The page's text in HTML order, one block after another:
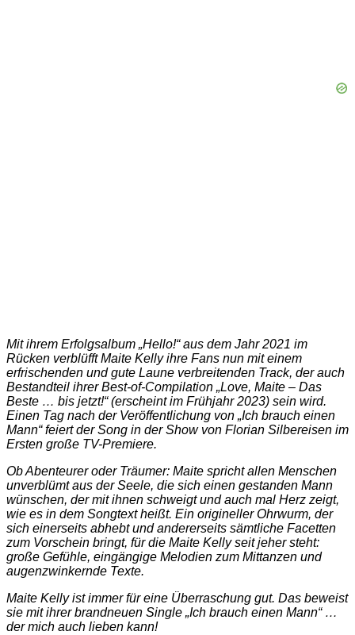
Mit ihrem Erfolgsalbum „Hello!“ aus dem Jahr 2021 im
Rücken verblüfft Maite Kelly ihre Fans nun mit einem
erfrischenden und gute Laune verbreitenden Track, der auch
Bestandteil ihrer Best-of-Compilation „Love, Maite – Das
Beste … bis jetzt!“ (erscheint im Frühjahr 2023) sein wird.
Einen Tag nach der Veröffentlichung von „Ich brauch einen
Mann“ feiert der Song in der Show von Florian Silbereisen im
Ersten große TV-Premiere.
Ob Abenteurer oder Träumer: Maite spricht allen Menschen
unverblümt aus der Seele, die sich einen gestanden Mann
wünschen, der mit ihnen schweigt und auch mal Herz zeigt,
wie es in dem Songtext heißt. Ein origineller Ohrwurm, der
sich einerseits abhebt und andererseits sämtliche Facetten
zum Vorschein bringt, für die Maite Kelly seit jeher steht:
große Gefühle, eingängige Melodien zum Mittanzen und
augenzwinkernde Texte.
Maite Kelly ist immer für eine Überraschung gut. Das beweist
sie mit ihrer brandneuen Single „Ich brauch einen Mann“ …
der mich auch lieben kann!